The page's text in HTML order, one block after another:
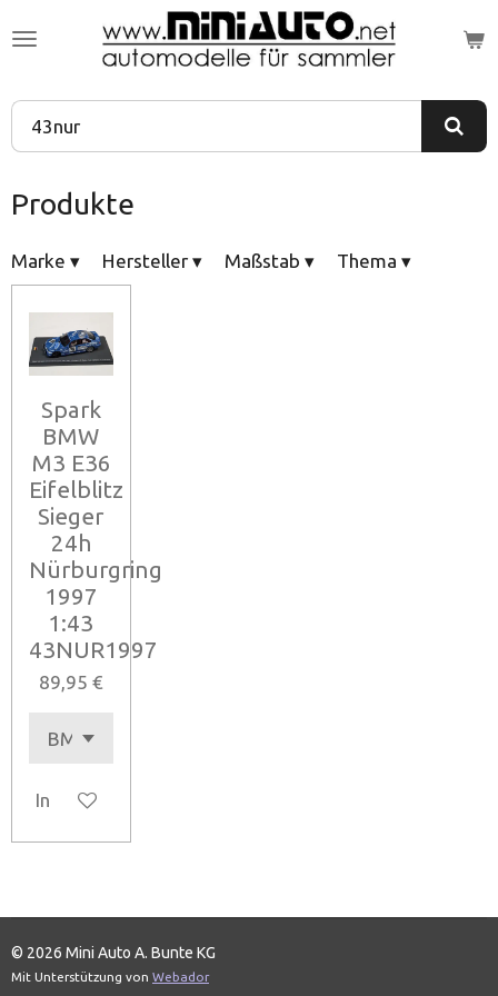
Hauptinhalt
Produkte
Marke ▾ Hersteller ▾ Maßstab ▾ Thema ▾
Spark
BMW
M3 E36
Eifelblitz
Sieger
24h
Nürburgring
1997
1:43
43NUR1997
89,95 €
In den Warenkorb
© 2026 Mini Auto A. Bunte KG
Mit Unterstützung von Webador